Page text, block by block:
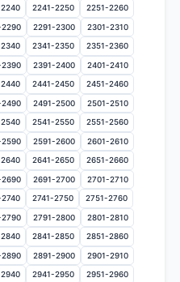
2241-2250 2251-2260
2291-2300 2301-2310
2341-2350 2351-2360
2391-2400 2401-2410
2441-2450 2451-2460
2491-2500 2501-2510
2541-2550 2551-2560
2591-2600 2601-2610
2641-2650 2651-2660
2691-2700 2701-2710
2741-2750 2751-2760
2791-2800 2801-2810
2841-2850 2851-2860
2891-2900 2901-2910
2941-2950 2951-2960